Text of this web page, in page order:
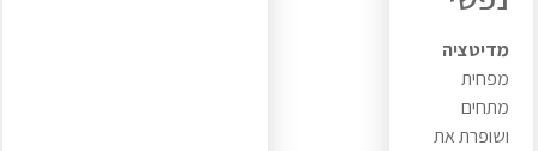
מדיטציה
מפחית
מתחים
ושופרת את